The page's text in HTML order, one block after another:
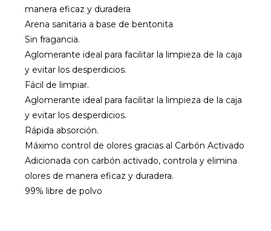
manera eficaz y duradera
Arena sanitaria a base de bentonita
Sin fragancia.
Aglomerante ideal para facilitar la limpieza de la caja
y evitar los desperdicios.
Fácil de limpiar.
Aglomerante ideal para facilitar la limpieza de la caja
y evitar los desperdicios.
Rápida absorción.
Máximo control de olores gracias al Carbón Activado
Adicionada con carbón activado, controla y elimina
olores de manera eficaz y duradera.
99% libre de polvo